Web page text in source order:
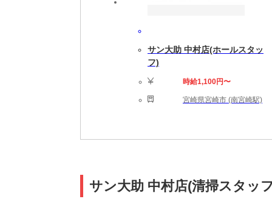
サン大助 中村店(ホールスタッ
フ)
時給1,100円〜
宮崎県宮崎市 (南宮崎駅)
サン大助 中村店(清掃スタッ